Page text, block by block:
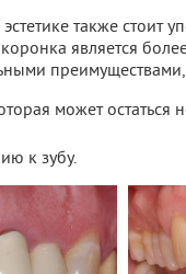
также стоит
является
может
к зубу.